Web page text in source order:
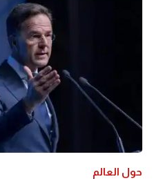
حول العالم